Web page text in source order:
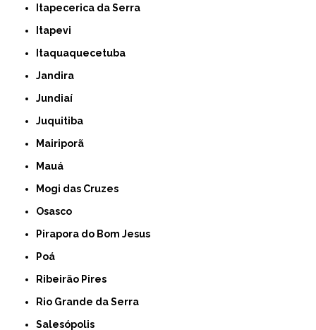
Itapecerica da Serra
Itapevi
Itaquaquecetuba
Jandira
Jundiaí
Juquitiba
Mairiporã
Mauá
Mogi das Cruzes
Osasco
Pirapora do Bom Jesus
Poá
Ribeirão Pires
Rio Grande da Serra
Salesópolis